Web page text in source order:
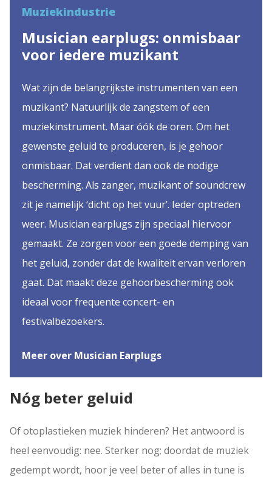
Muziekindustrie
Musician earplugs: onmisbaar
voor iedere muzikant
Wat zijn de belangrijkste instrumenten van een
muzikant? Natuurlijk de zangstem of een
muziekinstrument. Maar óók de oren. Om het
gewenste geluid te produceren, is je gehoor
onmisbaar. Dat verdient dan ook de nodige
bescherming. Als zanger, muzikant of soundcrew
zit je namelijk ‘dicht op het vuur’. Ieder optreden
weer. Musician earplugs zijn speciaal hiervoor
gemaakt. Ze zorgen voor een goede demping van
het geluid, zonder dat de kwaliteit ervan verloren
gaat. Dat maakt deze gehoorbescherming ook
ideaal voor frequente concert- en
festivalbezoekers.
Meer over Musician Earplugs
Nóg beter geluid
Of otoplastieken muziek hinderen? Het antwoord is
heel eenvoudig: nee. Sterker nog; doordat de muziek
gedempt wordt, hoor je veel beter of alles in tune is